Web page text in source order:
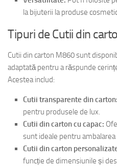
la bijuterii la produse
Tipuri de Cutii din
Cutii din carton M860 sunt
adaptată pentru a răspunde
Acestea includ:
Cutii transparente din carton:
pentru produsele de lux.
Cutii din carton cu capac:
sunt ideale pentru ambalarea
Cutii din carton
funcție de dimensiunile și